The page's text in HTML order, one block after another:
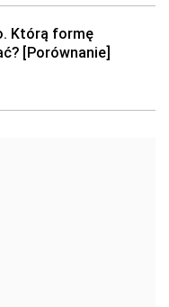
Którą formę
[Porównanie]